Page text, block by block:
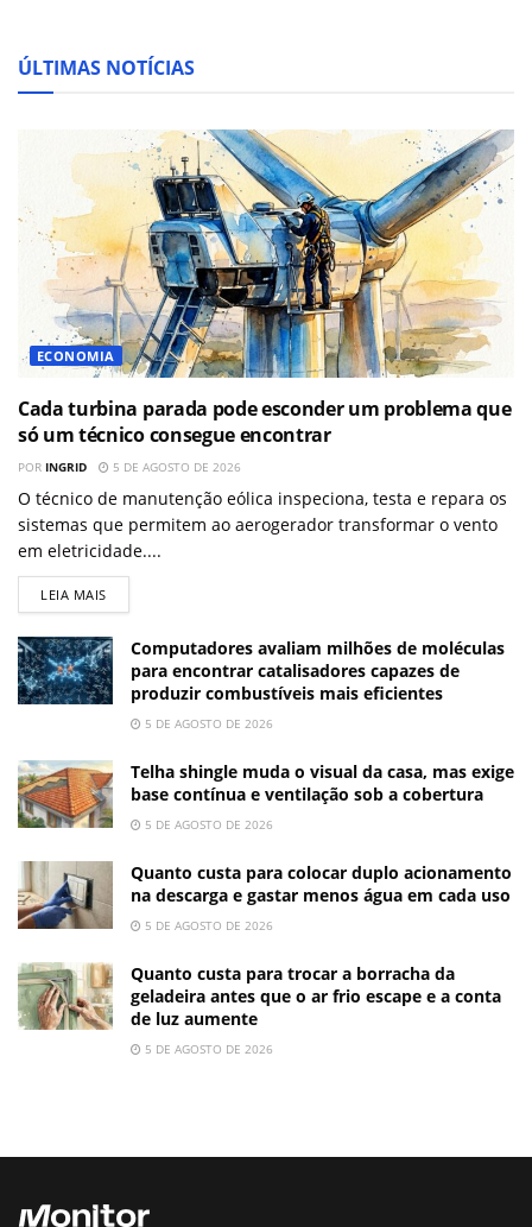
ÚLTIMAS NOTÍCIAS
ECONOMIA
Cada turbina parada pode esconder um problema que
só um técnico consegue encontrar
POR INGRID 5 DE AGOSTO DE 2026
O técnico de manutenção eólica inspeciona, testa e repara os
sistemas que permitem ao aerogerador transformar o vento
em eletricidade....
LEIA MAIS
Computadores avaliam milhões de moléculas
para encontrar catalisadores capazes de
produzir combustíveis mais eficientes
5 DE AGOSTO DE 2026
Telha shingle muda o visual da casa, mas exige
base contínua e ventilação sob a cobertura
5 DE AGOSTO DE 2026
Quanto custa para colocar duplo acionamento
na descarga e gastar menos água em cada uso
5 DE AGOSTO DE 2026
Quanto custa para trocar a borracha da
geladeira antes que o ar frio escape e a conta
de luz aumente
5 DE AGOSTO DE 2026